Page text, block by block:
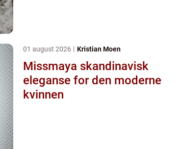
01 august 2026 Kristian Moen
Missmaya skandinavisk
eleganse for den moderne
kvinnen